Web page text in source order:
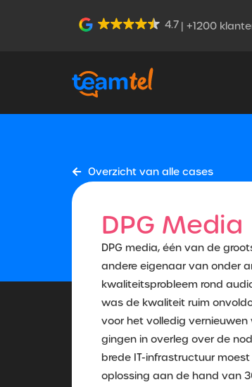
4.7 | +1200
Overzicht van alle cases
DPG Media
DPG media, één van de
andere eigenaar van onder
kwaliteitsprobleem rond
was de kwaliteit ruim
voor het volledig
gingen in overleg over de
brede IT-infrastructuur
oplossing aan de hand van